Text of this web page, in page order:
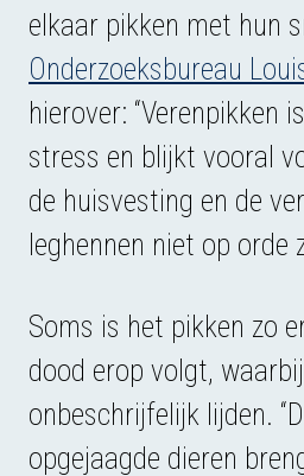
elkaar pikken met hun
Onderzoeksbureau
hierover: “Verenpikken⁠
stress en blijkt vooral
de huisvesting en de
leghennen niet op orde
Soms is het pikken zo
dood erop volgt,
onbeschrijfelijk lijden.
opgejaagde dieren